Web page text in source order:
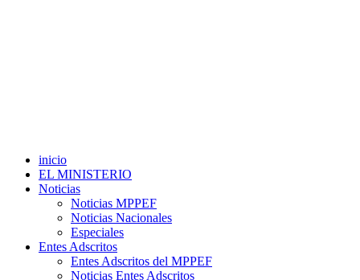
inicio
EL MINISTERIO
Noticias
Noticias MPPEF
Noticias Nacionales
Especiales
Entes Adscritos
Entes Adscritos del MPPEF
Noticias Entes Adscritos